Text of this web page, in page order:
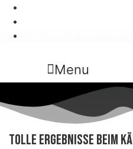
Menu
TOLLE ERGEBNISSE BEIM